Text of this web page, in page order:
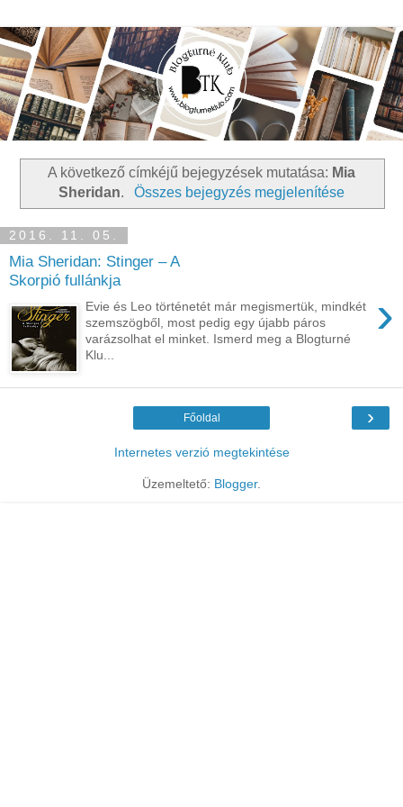
A következő címkéjű bejegyzések mutatása: Mia
Sheridan. Összes bejegyzés megjelenítése
2016. 11. 05.
Mia Sheridan: Stinger ​– A
Skorpió fullánkja
›
Evie és Leo történetét már megismertük, mindkét
szemszögből, most pedig egy újabb páros
varázsolhat el minket. Ismerd meg a Blogturné
Klu...
›
Főoldal
Internetes verzió megtekintése
Üzemeltető: Blogger.